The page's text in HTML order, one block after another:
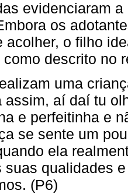
evidenciaram
os
acolher, o filho
descrito no
uma
assim, aí daí tu
e perfeitinha e
se sente um
ela
suas qualidades
(P6)